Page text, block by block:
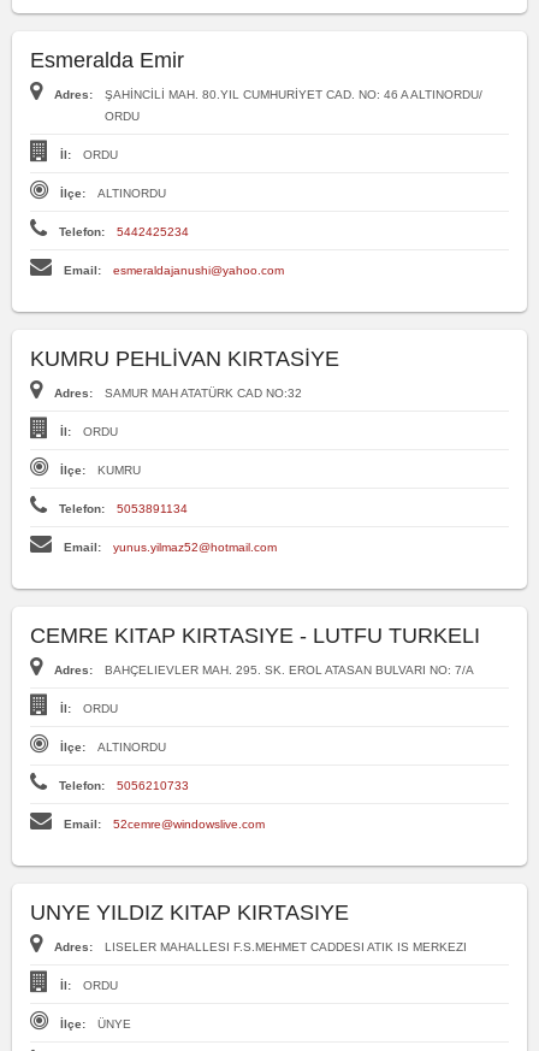
Esmeralda Emir
Adres:
ŞAHİNCİLİ MAH. 80.YIL CUMHURİYET CAD. NO: 46 A ALTINORDU/
ORDU
İl: ORDU
İlçe: ALTINORDU
Telefon: 5442425234
Email: esmeraldajanushi@yahoo.com
KUMRU PEHLİVAN KIRTASİYE
Adres: SAMUR MAH ATATÜRK CAD NO:32
İl: ORDU
İlçe: KUMRU
Telefon: 5053891134
Email: yunus.yilmaz52@hotmail.com
CEMRE KITAP KIRTASIYE - LUTFU TURKELI
Adres: BAHÇELIEVLER MAH. 295. SK. EROL ATASAN BULVARI NO: 7/A
İl: ORDU
İlçe: ALTINORDU
Telefon: 5056210733
Email: 52cemre@windowslive.com
UNYE YILDIZ KITAP KIRTASIYE
Adres: LISELER MAHALLESI F.S.MEHMET CADDESI ATIK IS MERKEZI
İl: ORDU
İlçe: ÜNYE